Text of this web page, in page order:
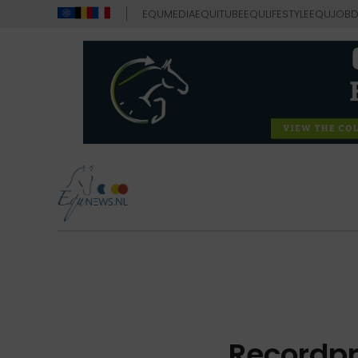
EQUMEDIAEQUITUBEEQULIFESTYLEEQUJOB